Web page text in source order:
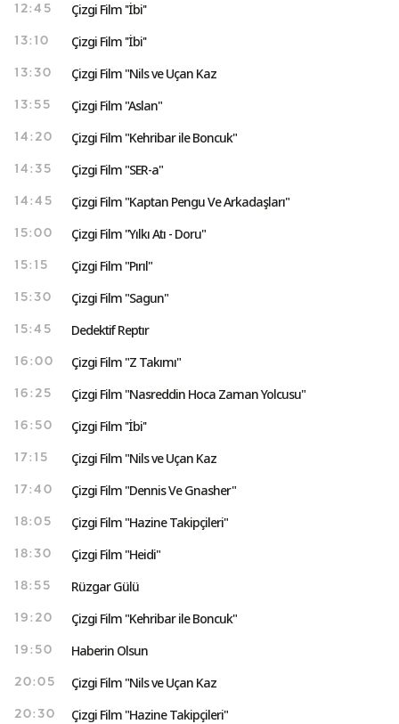
12:45 Çizgi Film ''İbi''
13:10 Çizgi Film ''İbi''
13:30 Çizgi Film "Nils ve Uçan Kaz
13:55 Çizgi Film "Aslan"
14:20 Çizgi Film "Kehribar ile Boncuk"
14:35 Çizgi Film "SER-a"
14:45 Çizgi Film "Kaptan Pengu Ve Arkadaşları"
15:00 Çizgi Film "Yılkı Atı - Doru"
15:15 Çizgi Film "Pırıl"
15:30 Çizgi Film "Sagun"
15:45 Dedektif Reptır
16:00 Çizgi Film "Z Takımı"
16:25 Çizgi Film "Nasreddin Hoca Zaman Yolcusu"
16:50 Çizgi Film ''İbi''
17:15 Çizgi Film "Nils ve Uçan Kaz
17:40 Çizgi Film "Dennis Ve Gnasher"
18:05 Çizgi Film "Hazine Takipçileri"
18:30 Çizgi Film "Heidi"
18:55 Rüzgar Gülü
19:20 Çizgi Film "Kehribar ile Boncuk"
19:50 Haberin Olsun
20:05 Çizgi Film "Nils ve Uçan Kaz
20:30 Çizgi Film "Hazine Takipçileri"